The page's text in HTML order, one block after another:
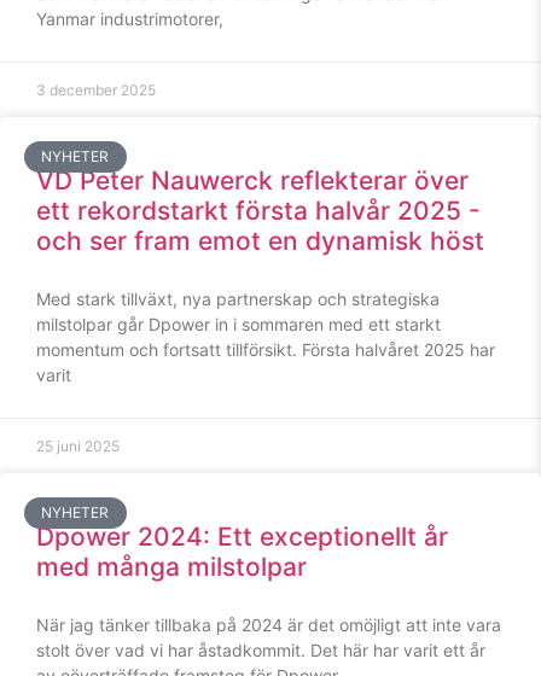
Yanmar industrimotorer,
3 december 2025
NYHETER
VD Peter Nauwerck reflekterar över
ett rekordstarkt första halvår 2025 -
och ser fram emot en dynamisk höst
Med stark tillväxt, nya partnerskap och strategiska
milstolpar går Dpower in i sommaren med ett starkt
momentum och fortsatt tillförsikt. Första halvåret 2025 har
varit
25 juni 2025
NYHETER
Dpower 2024: Ett exceptionellt år
med många milstolpar
När jag tänker tillbaka på 2024 är det omöjligt att inte vara
stolt över vad vi har åstadkommit. Det här har varit ett år
att hemsidan
fungera.
Statistik
För att vi ska
kunna
förbättra
funktionalitet
och
uppbyggnad,
baserat på
Upplevelse
För att vår
hemsida ska
prestera så
möjligt under
ditt besök.